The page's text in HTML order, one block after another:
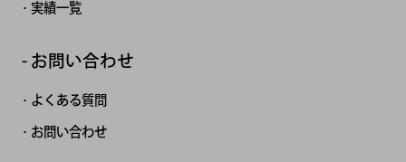
実績一覧
お問い合わせ
よくある質問
お問い合わせ